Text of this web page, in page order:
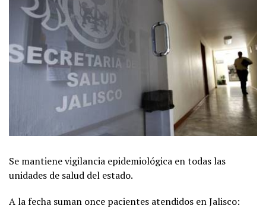
Se mantiene vigilancia epidemiológica en todas las
unidades de salud del estado.
A la fecha suman once pacientes atendidos en Jalisco: